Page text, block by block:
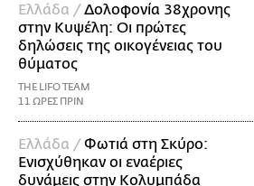
Ελλάδα /Δολοφονία 38χρονης
στην Κυψέλη: Οι πρώτες
δηλώσεις της οικογένειας του
θύματος
THE LIFO TEAM
11 ΩΡΕΣ ΠΡΙΝ
Ελλάδα /Φωτιά στη Σκύρο:
Ενισχύθηκαν οι εναέριες
δυνάμεις στην Κολυμπάδα